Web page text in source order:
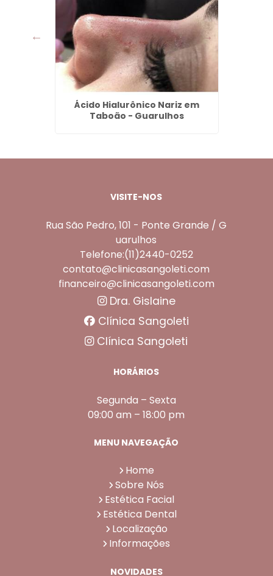
Ácido Hialurônico Nariz em
Taboão - Guarulhos
VISITE-NOS
Rua São Pedro, 101 - Ponte Grande / G
uarulhos
Telefone:(11)2440-0252
contato@clinicasangoleti.com
financeiro@clinicasangoleti.com
Dra. Gislaine
Clínica Sangoleti
Clínica Sangoleti
HORÁRIOS
Segunda – Sexta
09:00 am – 18:00 pm
MENU NAVEGAÇÃO
Home
Sobre Nós
Estética Facial
Estética Dental
Localização
Informações
NOVIDADES